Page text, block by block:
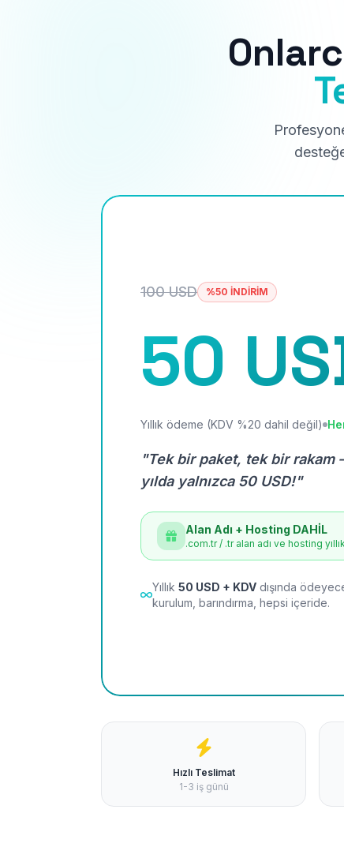
100 USD %50 İNDİRİM
50
Yıllık ödeme (KDV %20 dahil değil)
"Tek bir paket, tek bir
yılda yalnızca 50 USD!"
Alan Adı + Hosting DAHİL
.com.tr / .tr alan adı ve hosting
Yıllık 50 USD + KDV dışında
kurulum, barındırma, hepsi içeride.
Hızlı Teslimat
1-3 iş günü